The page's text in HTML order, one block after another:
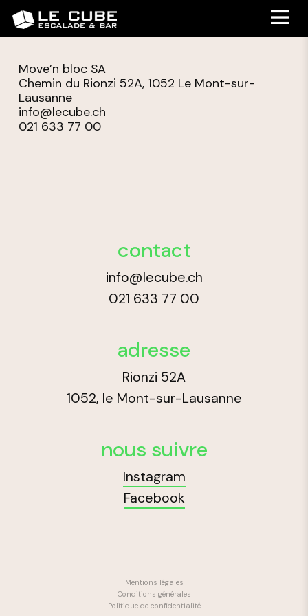
Move’n bloc SA
Chemin du Rionzi 52A, 1052 Le Mont-sur-
Lausanne
info@lecube.ch
021 633 77 00
contact
info@lecube.ch
021 633 77 00
adresse
Rionzi 52A
1052, le Mont-sur-Lausanne
nous suivre
Instagram
Facebook
Mentions légales
Conditions générales
Politique de confidentialité